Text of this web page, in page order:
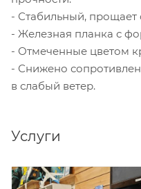
- Стабильный,
- Железная планка с
- Отмеченные цветом
- Снижено
в слабый ветер.
Услуги